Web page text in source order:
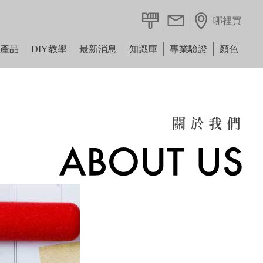
漆量計算聯絡我們
哪裡買
產品 DIY教學 最新消息 知識庫 專業驗證 顏色